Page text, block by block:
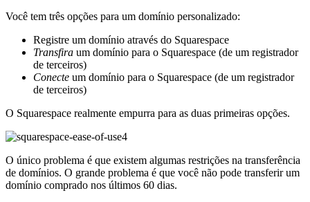
Você tem três opções para um domínio personalizado:
Registre um domínio através do Squarespace
Transfira um domínio para o Squarespace (de um registrador
de terceiros)
Conecte um domínio para o Squarespace (de um registrador
de terceiros)
O Squarespace realmente empurra para as duas primeiras opções.
O único problema é que existem algumas restrições na transferência
de domínios. O grande problema é que você não pode transferir um
domínio comprado nos últimos 60 dias.